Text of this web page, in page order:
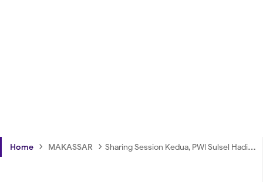
Home › MAKASSAR › Sharing Session Kedua, PWI Sulsel Hadirkan Wakajati